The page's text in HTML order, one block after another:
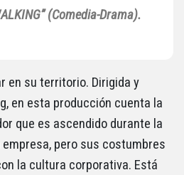
(Comedia-Drama).
en su territorio. Dirigida y
en esta producción cuenta la
que es ascendido durante la
pero sus costumbres
la cultura corporativa. Está